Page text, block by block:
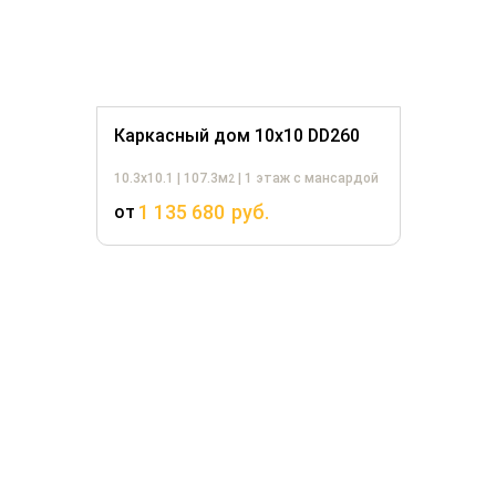
Каркасный дом 10х10 DD260
10.3х10.1 | 107.3м2| 1 этаж с мансардой
от 1 135 680 руб.